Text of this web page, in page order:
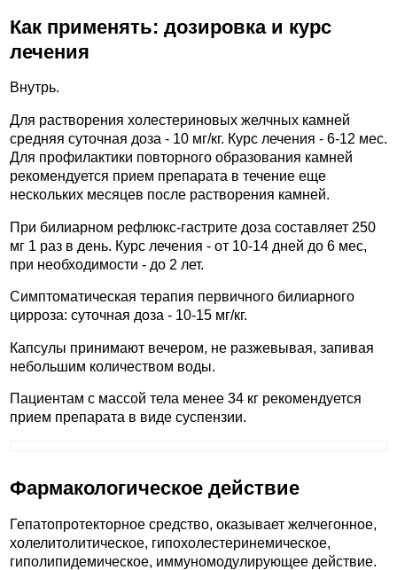
Как применять: дозировка и курс
лечения
Внутрь.
Для растворения холестериновых желчных камней
средняя суточная доза - 10 мг/кг. Курс лечения - 6-12 мес.
Для профилактики повторного образования камней
рекомендуется прием препарата в течение еще
нескольких месяцев после растворения камней.
При билиарном рефлюкс-гастрите доза составляет 250
мг 1 раз в день. Курс лечения - от 10-14 дней до 6 мес,
при необходимости - до 2 лет.
Симптоматическая терапия первичного билиарного
цирроза: суточная доза - 10-15 мг/кг.
Капсулы принимают вечером, не разжевывая, запивая
небольшим количеством воды.
Пациентам с массой тела менее 34 кг рекомендуется
прием препарата в виде суспензии.
Фармакологическое действие
Гепатопротекторное средство, оказывает желчегонное,
холелитолитическое, гипохолестеринемическое,
гиполипидемическое, иммуномодулирующее действие.